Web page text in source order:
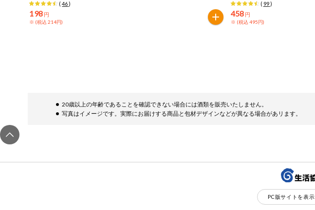
健康志向食品 (46)
198 円
※ (税込 214円)
( 99)
458 円
※ (税込 495円)
20歳以上の年齢であることを確認できない場合には酒類を販売いたしません。
写真はイメージです。実際にお届けする商品と包材デザインなどが異なる場合があリます。
PC版サイトを表示